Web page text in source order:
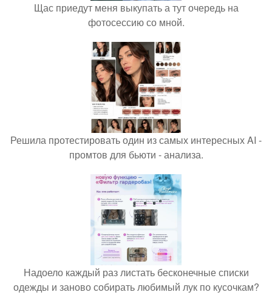
Щас приедут меня выкупать а тут очередь на
фотосессию со мной.
Решила протестировать один из самых интересных AI -
промтов для бьюти - анализа.
Надоело каждый раз листать бесконечные списки
одежды и заново собирать любимый лук по кусочкам?